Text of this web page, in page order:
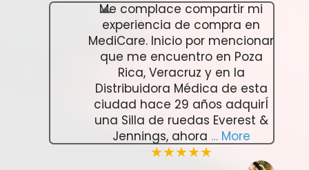
Me complace compartir mi
experiencia de compra en
MediCare. Inicio por mencionar
que me encuentro en Poza
Rica, Veracruz y en la
Distribuidora Médica de esta
ciudad hace 29 años adquirÍ
una Silla de ruedas Everest &
Jennings, ahora … More
★★★★★